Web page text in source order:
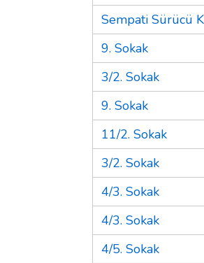
Sempati Sürücü
9. Sokak
3/2. Sokak
9. Sokak
11/2. Sokak
3/2. Sokak
4/3. Sokak
4/3. Sokak
4/5. Sokak